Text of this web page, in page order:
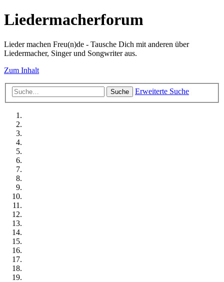
Liedermacherforum
Lieder machen Freu(n)de - Tausche Dich mit anderen über
Liedermacher, Singer und Songwriter aus.
Zum Inhalt
Suche Erweiterte Suche